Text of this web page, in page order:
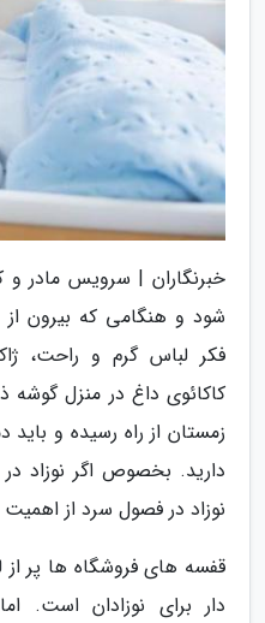
خبرنگاران | سرویس مادر
شود و هنگامی که بیرون
فکر لباس گرم و راحت،
کاکائوی داغ در منزل گوشه
زمستان از راه رسیده و
دارید. بخصوص اگر نوزاد در
نوزاد در فصول سرد از
قفسه های فروشگاه ها پر
دار برای نوزادان است.